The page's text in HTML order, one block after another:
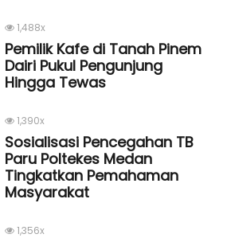
1,488x
Pemilik Kafe di Tanah Pinem
Dairi Pukul Pengunjung
Hingga Tewas
1,390x
Sosialisasi Pencegahan TB
Paru Poltekes Medan
Tingkatkan Pemahaman
Masyarakat
1,356x